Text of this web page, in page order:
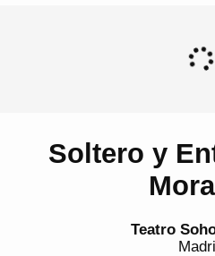
Soltero y
Teatro